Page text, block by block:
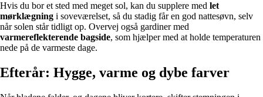
Hvis du bor et sted med meget sol, kan du supplere med let
mørklægning i soveværelset, så du stadig får en god nattesøvn, selv
når solen står tidligt op. Overvej også gardiner med
varmereflekterende bagside, som hjælper med at holde temperaturen
nede på de varmeste dage.
Efterår: Hygge, varme og dybe farver